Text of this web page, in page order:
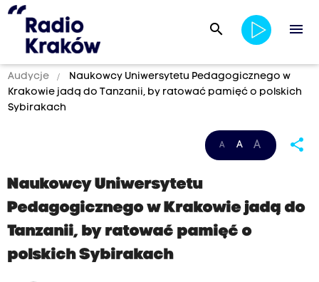
search menu
Audycje
Naukowcy Uniwersytetu Pedagogicznego w
Krakowie jadą do Tanzanii, by ratować pamięć o polskich
Sybirakach
A A A share
Naukowcy Uniwersytetu
Pedagogicznego w Krakowie jadą do
Tanzanii, by ratować pamięć o
polskich Sybirakach